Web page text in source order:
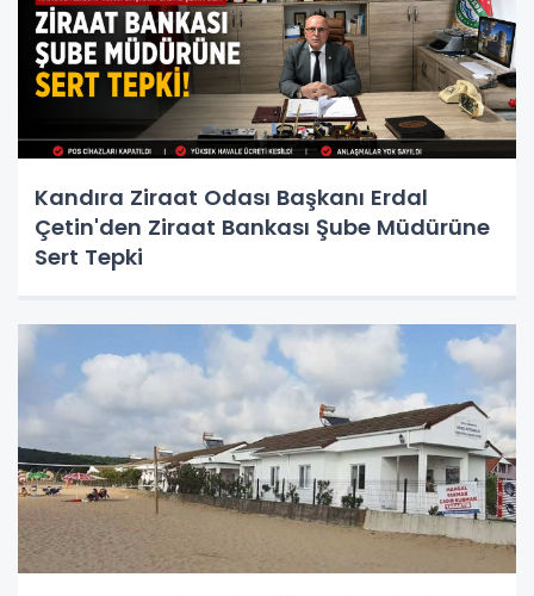
Kandıra Ziraat Odası Başkanı Erdal
Çetin'den Ziraat Bankası Şube Müdürüne
Sert Tepki